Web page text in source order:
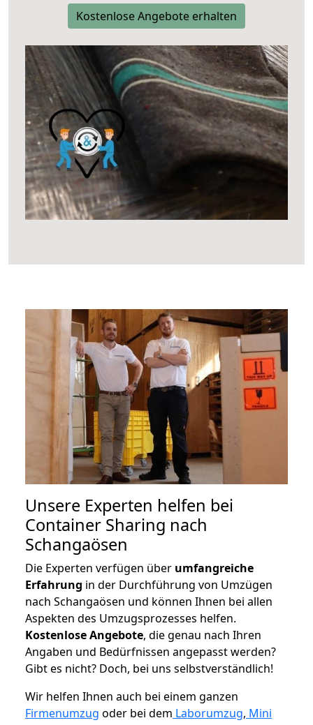
Kostenlose Angebote erhalten
Unsere Experten helfen bei
Container Sharing nach
Schangaösen
Die Experten verfügen über umfangreiche
Erfahrung in der Durchführung von Umzügen
nach Schangaösen und können Ihnen bei allen
Aspekten des Umzugsprozesses helfen.
Kostenlose Angebote, die genau nach Ihren
Angaben und Bedürfnissen angepasst werden?
Gibt es nicht? Doch, bei uns selbstverständlich!
Wir helfen Ihnen auch bei einem ganzen
Firmenumzug oder bei dem Laborumzug, Mini